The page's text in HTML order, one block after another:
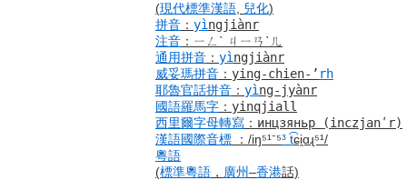
(現代標準漢語 兒化)
拼音 ： yì ngjiànr
注音 ： ㄧㄥˋ ㄐㄧㄢˋㄦ
通用拼音 ： yì ngjiànr
威妥瑪拼音 ： ying-chien-ʼ rh
耶魯官話拼音 ： yì ng-jyànr
國語羅馬字 ： yinqjiall
西里爾字母轉寫 ： инцзяньр
(inczjanʹr)
漢語國際音標 ： /iŋ⁵¹⁻⁵³ t͡ɕi̯ɑɻ⁵¹/
粵語
(標準粵語 ， 廣州–香港話)